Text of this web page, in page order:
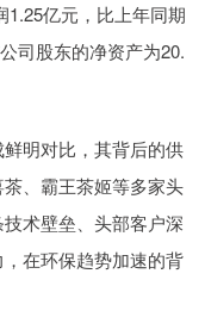
1.25亿元，比上年同期
司股东的净资产为20.
明对比，其背后的供
、霸王茶姬等多家头
术壁垒、头部客户深
在环保趋势加速的背